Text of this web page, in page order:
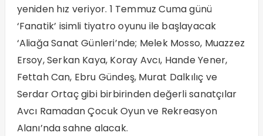
yeniden hız veriyor. 1 Temmuz Cuma günü
‘Fanatik’ isimli tiyatro oyunu ile başlayacak
‘Aliağa Sanat Günleri’nde; Melek Mosso, Muazzez
Ersoy, Serkan Kaya, Koray Avcı, Hande Yener,
Fettah Can, Ebru Gündeş, Murat Dalkılıç ve
Serdar Ortaç gibi birbirinden değerli sanatçılar
Avcı Ramadan Çocuk Oyun ve Rekreasyon
Alanı’nda sahne alacak.